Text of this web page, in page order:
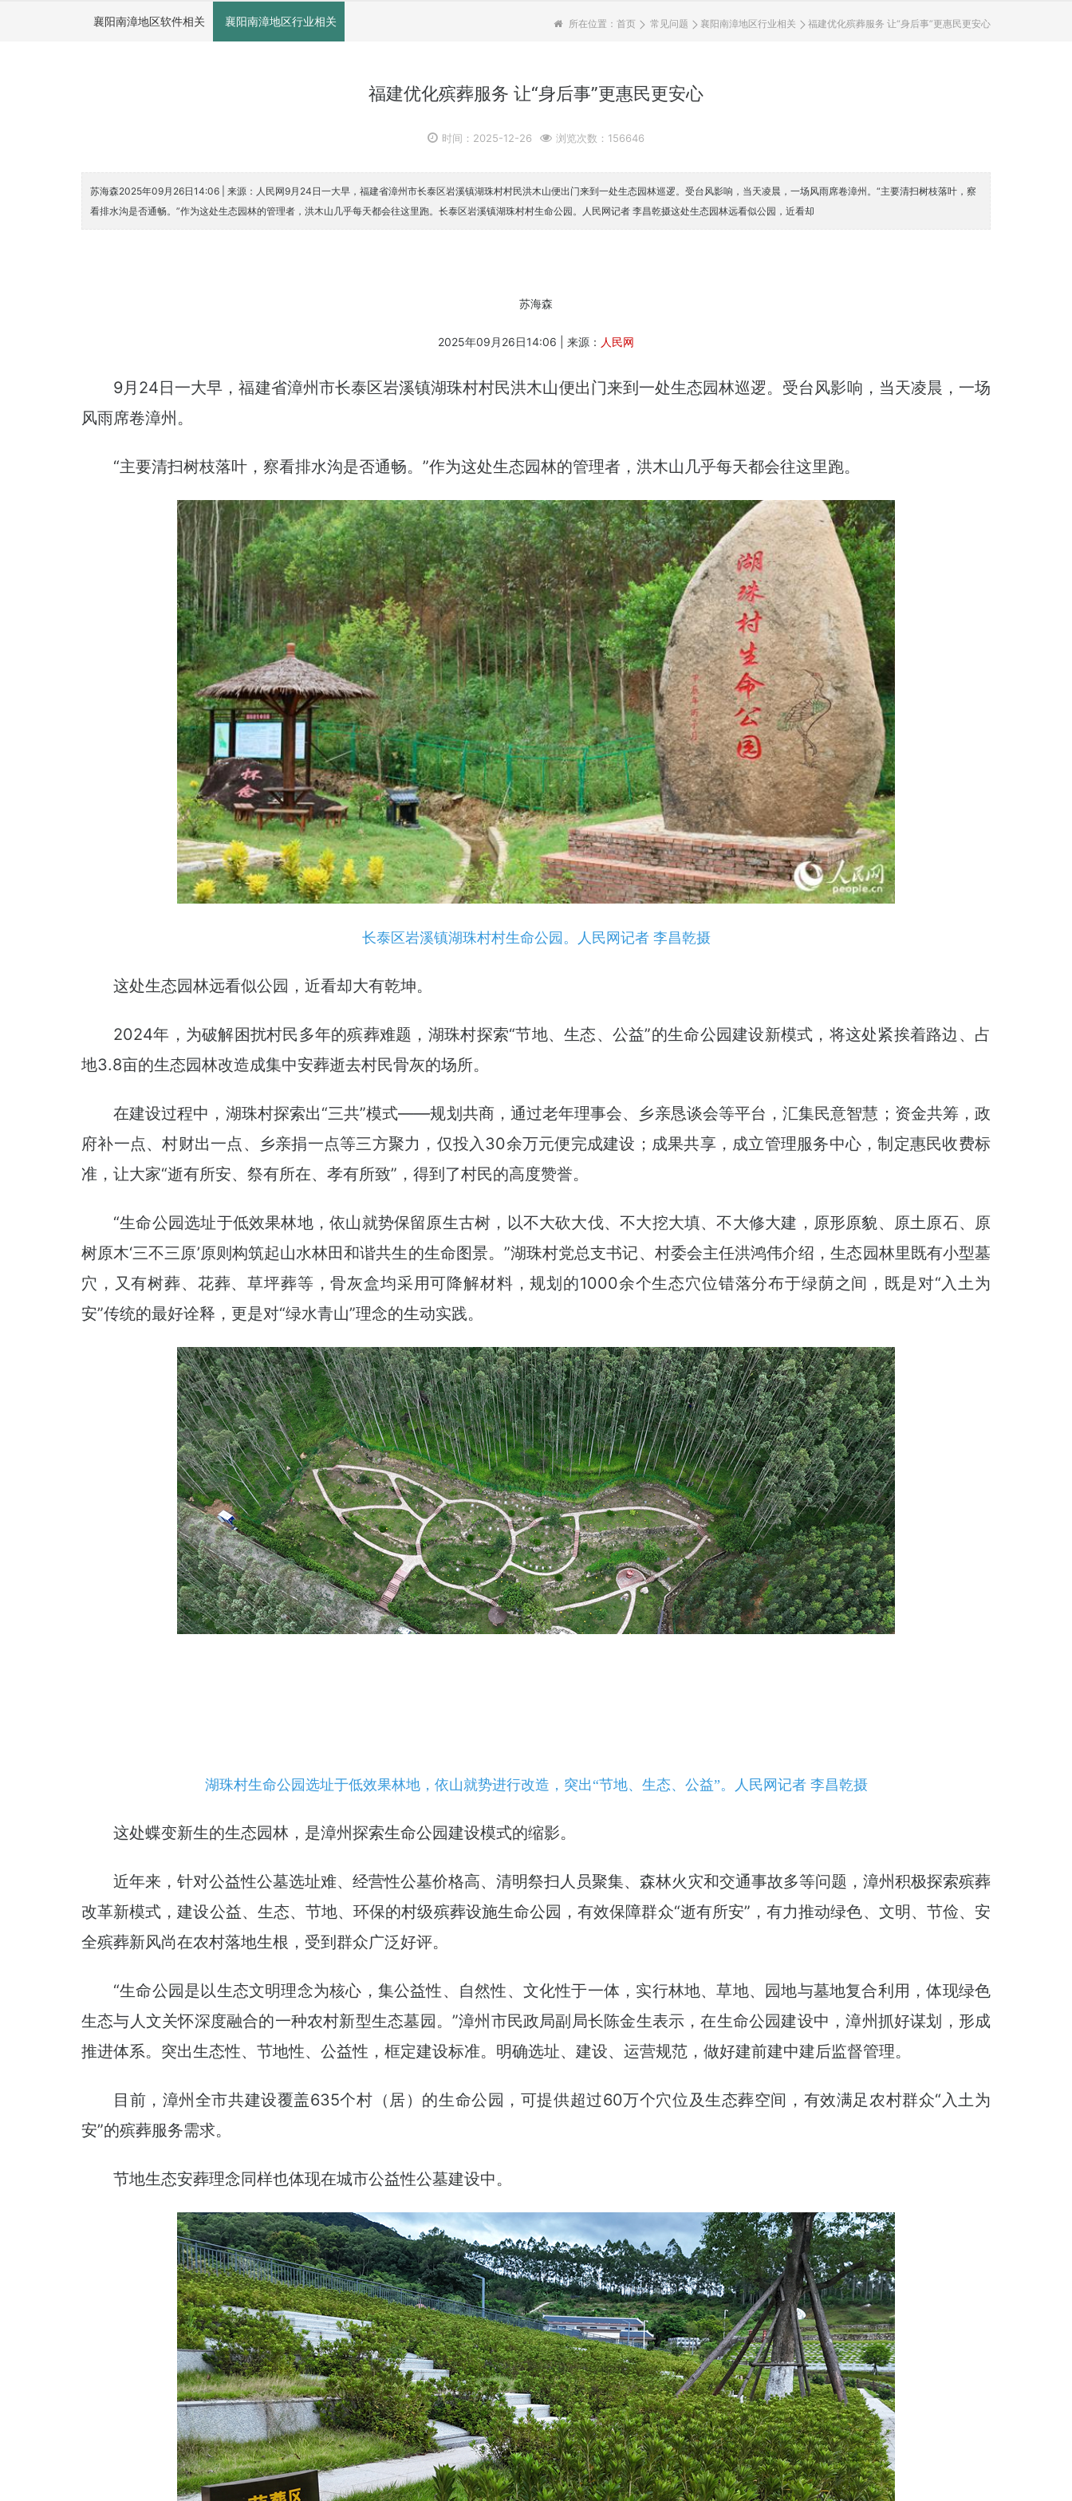
襄阳南漳地区软件相关 襄阳南漳地区行业相关 所在位置： 首页 常见问题 襄阳南漳地区行业相关 福建优化殡葬服务 让“身后事”更惠民更安心
福建优化殡葬服务 让“身后事”更惠民更安心
时间：2025-12-26 浏览次数：156646
苏海森2025年09月26日14:06 | 来源：人民网9月24日一大早，福建省漳州市长泰区岩溪镇湖珠村村民洪木山便出门来到一处生态园林巡逻。受台风影响，当天凌晨，一场风雨席卷漳州。“主要清扫树枝落叶，察
看排水沟是否通畅。”作为这处生态园林的管理者，洪木山几乎每天都会往这里跑。长泰区岩溪镇湖珠村村生命公园。人民网记者 李昌乾摄这处生态园林远看似公园，近看却
苏海森
2025年09月26日14:06 | 来源： 人民网
9月24日一大早，福建省漳州市长泰区岩溪镇湖珠村村民洪木山便出门来到一处生态园林巡逻。受台风影响，当天凌晨，一场
风雨席卷漳州。
“主要清扫树枝落叶，察看排水沟是否通畅。”作为这处生态园林的管理者，洪木山几乎每天都会往这里跑。
长泰区岩溪镇湖珠村村生命公园。人民网记者 李昌乾摄
这处生态园林远看似公园，近看却大有乾坤。
2024年，为破解困扰村民多年的殡葬难题，湖珠村探索“节地、生态、公益”的生命公园建设新模式，将这处紧挨着路边、占
地3.8亩的生态园林改造成集中安葬逝去村民骨灰的场所。
在建设过程中，湖珠村探索出“三共”模式——规划共商，通过老年理事会、乡亲恳谈会等平台，汇集民意智慧；资金共筹，政
府补一点、村财出一点、乡亲捐一点等三方聚力，仅投入30余万元便完成建设；成果共享，成立管理服务中心，制定惠民收费标
准，让大家“逝有所安、祭有所在、孝有所致”，得到了村民的高度赞誉。
“生命公园选址于低效果林地，依山就势保留原生古树，以不大砍大伐、不大挖大填、不大修大建，原形原貌、原土原石、原
树原木‘三不三原’原则构筑起山水林田和谐共生的生命图景。”湖珠村党总支书记、村委会主任洪鸿伟介绍，生态园林里既有小型墓
穴，又有树葬、花葬、草坪葬等，骨灰盒均采用可降解材料，规划的1000余个生态穴位错落分布于绿荫之间，既是对“入土为
安”传统的最好诠释，更是对“绿水青山”理念的生动实践。
湖珠村生命公园选址于低效果林地，依山就势进行改造，突出“节地、生态、公益”。人民网记者 李昌乾摄
这处蝶变新生的生态园林，是漳州探索生命公园建设模式的缩影。
近年来，针对公益性公墓选址难、经营性公墓价格高、清明祭扫人员聚集、森林火灾和交通事故多等问题，漳州积极探索殡葬
改革新模式，建设公益、生态、节地、环保的村级殡葬设施生命公园，有效保障群众“逝有所安”，有力推动绿色、文明、节俭、安
全殡葬新风尚在农村落地生根，受到群众广泛好评。
“生命公园是以生态文明理念为核心，集公益性、自然性、文化性于一体，实行林地、草地、园地与墓地复合利用，体现绿色
生态与人文关怀深度融合的一种农村新型生态墓园。”漳州市民政局副局长陈金生表示，在生命公园建设中，漳州抓好谋划，形成
推进体系。突出生态性、节地性、公益性，框定建设标准。明确选址、建设、运营规范，做好建前建中建后监督管理。
目前，漳州全市共建设覆盖635个村（居）的生命公园，可提供超过60万个穴位及生态葬空间，有效满足农村群众“入土为
安”的殡葬服务需求。
节地生态安葬理念同样也体现在城市公益性公墓建设中。